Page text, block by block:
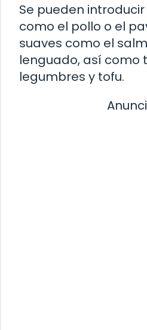
Se pueden
como el pollo o el
suaves como el
lenguado, así como
legumbres y tofu.